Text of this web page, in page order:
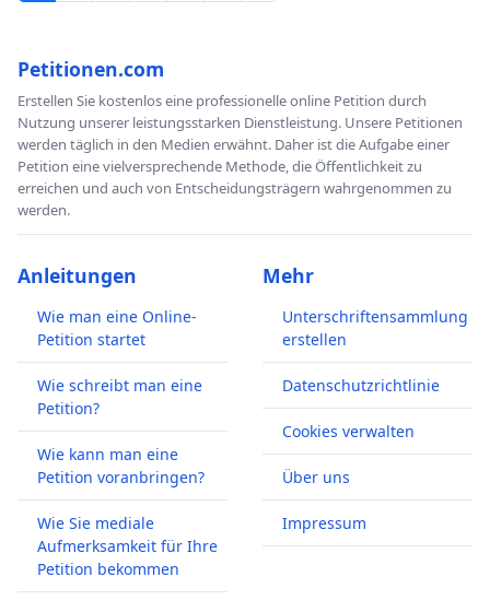
Petitionen.com
Erstellen Sie kostenlos eine professionelle online Petition durch
Nutzung unserer leistungsstarken Dienstleistung. Unsere Petitionen
werden täglich in den Medien erwähnt. Daher ist die Aufgabe einer
Petition eine vielversprechende Methode, die Öffentlichkeit zu
erreichen und auch von Entscheidungsträgern wahrgenommen zu
werden.
Anleitungen
Wie man eine Online-
Petition startet
Wie schreibt man eine
Petition?
Wie kann man eine
Petition voranbringen?
Wie Sie mediale
Aufmerksamkeit für Ihre
Petition bekommen
Mehr
Unterschriftensammlung
erstellen
Datenschutzrichtlinie
Cookies verwalten
Über uns
Impressum